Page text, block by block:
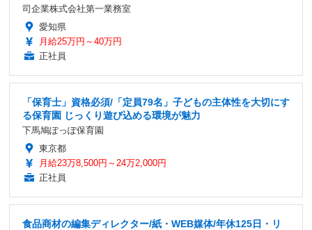
司企業株式会社第一業務室
愛知県
月給25万円～40万円
正社員
「保育士」資格必須/「定員79名」子どもの主体性を大切にす
る保育園 じっくり遊び込める環境が魅力
下馬鳩ぽっぽ保育園
東京都
月給23万8,500円～24万2,000円
正社員
食品商材の編集ディレクター/紙・WEB媒体/年休125日・リ